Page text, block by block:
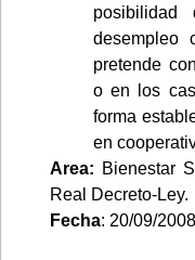
desempleo
pretende
o en los
forma
en
Area: Bienestar
Real Decreto-Ley.
Fecha: 20/09/2008